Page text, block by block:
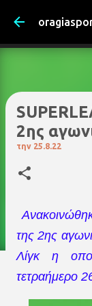
2ης
την 25.8.22
της 2ης
Λίγκ η
τετραήμερο